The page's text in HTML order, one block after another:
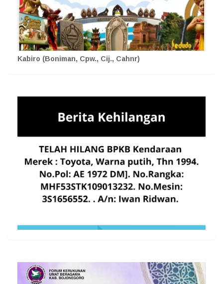
Kabiro (Boniman, Cpw., Cij., Cahnr)